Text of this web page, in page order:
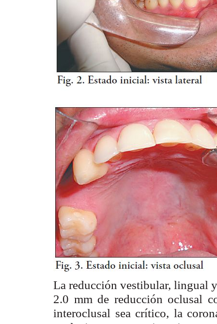
La reducción vestibular, lingual
2.0 mm de reducción oclusal
interoclusal sea crítico, la